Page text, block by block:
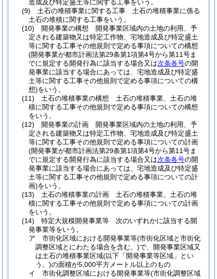
造成及び特定盛土等に関する工事をいう。
(9)
土石の堆積事業に関する工事 土石の堆積事業に係る
土石の堆積に関する工事をいう。
(10)
開発事業の構想 開発事業区域内の土地の利用、予
定される建築物又は特定工作物、宅地造成及び特定盛土
等に関する工事その他規則で定める事項についての構想
(開発事業が都市計画法第29条第1項第4号から第11号ま
でに規定する開発行為に該当する場合又は次条各号の開
発事業に該当する場合にあっては、宅地造成及び特定盛
土等に関する工事その他規則で定める事項についての構
想)をいう。
(11)
土石の堆積事業の構想 土石の堆積事業、土石の堆
積に関する工事その他規則で定める事項についての構想
をいう。
(12)
開発事業の計画 開発事業区域内の土地の利用、予
定される建築物又は特定工作物、宅地造成及び特定盛土
等に関する工事その他規則で定める事項についての計画
(開発事業が都市計画法第29条第1項第4号から第11号ま
でに規定する開発行為に該当する場合又は次条各号の開
発事業に該当する場合にあっては、宅地造成及び特定盛
土等に関する工事その他規則で定める事項についての計
画)をいう。
(13)
土石の堆積事業の計画 土石の堆積事業、土石の堆
積に関する工事その他規則で定める事項についての計画
をいう。
(14)
特定大規模開発事業等 次のいずれかに該当する開
発事業等をいう。
ア
市街化区域における開発事業等(市街化区域と市街化
調整区域とにわたる場合を含む。)で、開発事業区域又
は土石の堆積事業区域(以下「開発事業等区域」とい
う。)の面積が5,000平方メートル以上のもの
イ
市街化調整区域における開発事業等(市街化調整区域